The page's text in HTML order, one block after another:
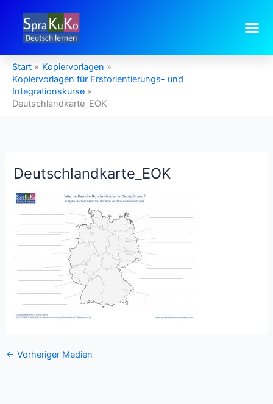
springen
Start
Kopiervorlagen
Kopiervorlagen für Erstorientierungs- und
Integrationskurse
Deutschlandkarte_EOK
Deutschlandkarte_EOK
← Vorheriger Medien